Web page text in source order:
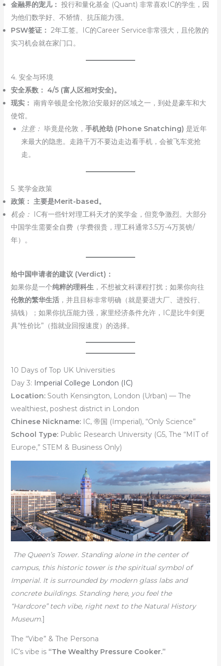
金融界的宠儿： 投行和量化基金 (Quant) 非常喜欢IC的学生，因
为他们数学好、不矫情、抗压能力强。
PSW签证： 2年工签。IC的Career Service非常强大，且伦敦的
实习机会就在家门口。
4. 安全与环境
安全系数： 4/5 (富人区相对安全)。
现实： 南肯辛顿是全伦敦治安最好的区域之一，到处是豪车和大
使馆。
注意： 毕竟是伦敦， 手机抢劫 (Phone Snatching) 是近年
来最大的隐患。走路千万不要边走边看手机，会被飞车党抢
走。
5. 奖学金政策
政策： 主要是Merit-based。
机会： IC有一些针对理工科天才的奖学金，但竞争激烈。大部分
中国学生需要全自费（学费很贵，理工科通常3.5万-4万英镑/
年）。
给中国申请者的建议 (Verdict)：
如果你是一个纯粹的理科生，不想被文科课程打扰；如果你向往
伦敦的繁华生活，并且目标非常明确（就是要进大厂、进投行、
搞钱）；如果你抗压能力强，家里经济条件允许，IC是比牛剑更
具“性价比”（指就业回报速度）的选择。
10 Days of Top UK Universities
Day 3: Imperial College London (IC)
Location:South Kensington, London (Urban) — The
wealthiest, poshest district in London
Chinese Nickname:IC, 帝国 (Imperial), “Only Science”
School Type:Public Research University (G5, The “MIT of
Europe,” STEM & Business Only)
The Queen’s Tower. Standing alone in the center of
campus, this historic tower is the spiritual symbol of
Imperial. It is surrounded by modern glass labs and
concrete buildings. Standing here, you feel the
“Hardcore” tech vibe, right next to the Natural History
Museum.]
The “Vibe” & The Persona
IC’s vibe is “The Wealthy Pressure Cooker.”